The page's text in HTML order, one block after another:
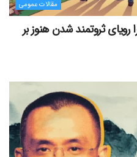
مقالات عمومی
چرا رویای ثروتمند شدن هنوز بر